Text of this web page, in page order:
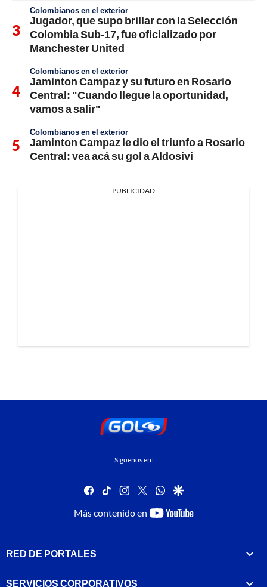
Colombianos en el exterior
Jugador, que supo brillar con la Selección
Colombia Sub-17, fue oficializado por
Manchester United
Colombianos en el exterior
Jaminton Campaz y su futuro en Rosario
Central: "Cuando llegue la oportunidad,
vamos a salir"
Colombianos en el exterior
Jaminton Campaz le dio el triunfo a Rosario
Central: vea acá su gol a Aldosivi
PUBLICIDAD
Síguenos en:
facebook
tiktok instagram
twitterwhatsapp
google
Más contenido en
youtube-
RED DE PORTALES
SERVICIOS CORPORATIVOS